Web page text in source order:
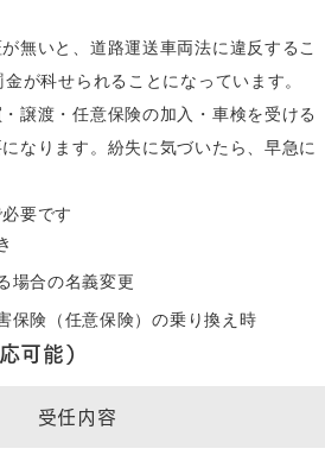
無いと、道路運送車両法に違反するこ
が科せられることになっています。
譲渡・任意保険の加入・車検を受ける
なります。紛失に気づいたら、早急に
要です
場合の名義変更
保険（任意保険）の乗り換え時
可能）
受任内容